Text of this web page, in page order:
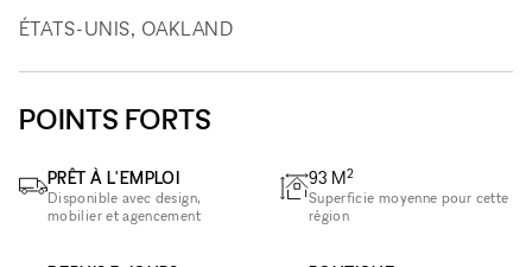
ÉTATS-UNIS, OAKLAND
POINTS FORTS
PRÊT À L'EMPLOI
Disponible avec design,
mobilier et agencement
93 M2
Superficie moyenne pour cette
région